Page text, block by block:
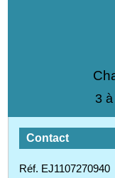
3
Contact
Réf. EJ1107270940